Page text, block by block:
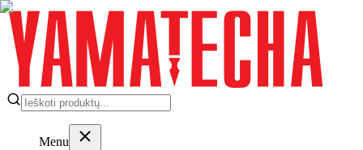
Menu